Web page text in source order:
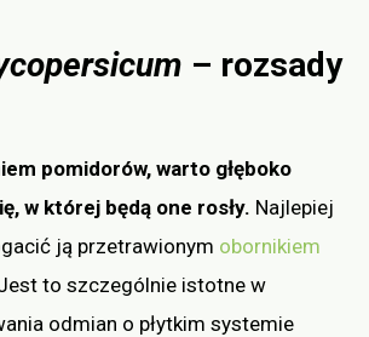
– rozsady
pomidorów, warto głęboko
w której będą one rosły. Najlepiej
ją przetrawionym obornikiem
to szczególnie istotne w
odmian o płytkim systemie